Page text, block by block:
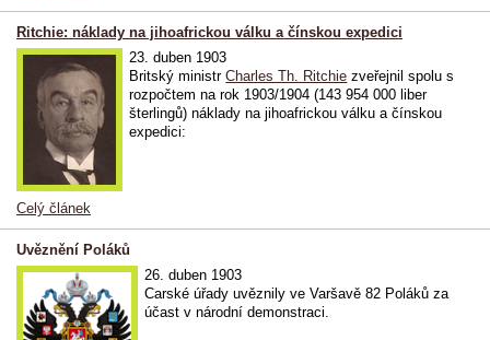
Ritchie: náklady na jihoafrickou válku a čínskou expedici
23. duben 1903
Britský ministrCharles Th. Ritchie zveřejnil spolu s
rozpočtem na rok 1903/1904 (143 954 000 liber
šterlingů) náklady na jihoafrickou válku a čínskou
expedici:
Celý článek
Uvěznění Poláků
26. duben 1903
Carské úřady uvěznily ve Varšavě 82 Poláků za
účast v národní demonstraci.